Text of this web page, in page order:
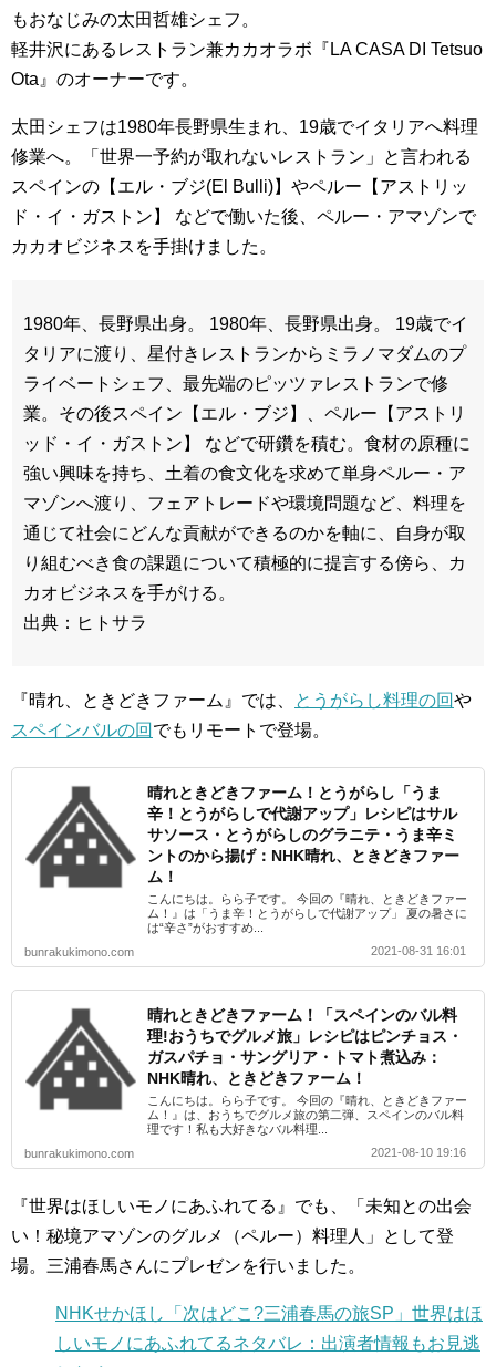
もおなじみの太田哲雄シェフ。
軽井沢にあるレストラン兼カカオラボ『LA CASA DI Tetsuo
Ota』のオーナーです。
太田シェフは1980年長野県生まれ、19歳でイタリアへ料理
修業へ。「世界一予約が取れないレストラン」と言われる
スペインの【エル・ブジ(El Bulli)】やペルー【アストリッ
ド・イ・ガストン】 などで働いた後、ペルー・アマゾンで
カカオビジネスを手掛けました。
1980年、長野県出身。 1980年、長野県出身。 19歳でイ
タリアに渡り、星付きレストランからミラノマダムのプ
ライベートシェフ、最先端のピッツァレストランで修
業。その後スペイン【エル・ブジ】、ペルー【アストリ
ッド・イ・ガストン】 などで研鑽を積む。食材の原種に
強い興味を持ち、土着の食文化を求めて単身ペルー・ア
マゾンへ渡り、フェアトレードや環境問題など、料理を
通じて社会にどんな貢献ができるのかを軸に、自身が取
り組むべき食の課題について積極的に提言する傍ら、カ
カオビジネスを手がける。
出典：ヒトサラ
『晴れ、ときどきファーム』では、 とうがらし料理の回や
スペインバルの回 でもリモートで登場。
晴れときどきファーム！とうがらし「うま
辛！とうがらしで代謝アップ」レシピはサル
サソース・とうがらしのグラニテ・うま辛ミ
ントのから揚げ：NHK晴れ、ときどきファー
ム！
こんにちは。らら子です。 今回の『晴れ、ときどきファー
ム！』は「うま辛！とうがらしで代謝アップ」 夏の暑さに
は“辛さ”がおすすめ...
bunrakukimono.com
2021-08-31 16:01
晴れときどきファーム！「スペインのバル料
理!おうちでグルメ旅」レシピはピンチョス・
ガスパチョ・サングリア・トマト煮込み：
NHK晴れ、ときどきファーム！
こんにちは。らら子です。 今回の『晴れ、ときどきファー
ム！』は、おうちでグルメ旅の第二弾、スペインのバル料
理です！私も大好きなバル料理...
bunrakukimono.com
2021-08-10 19:16
『世界はほしいモノにあふれてる』でも、「未知との出会
い！秘境アマゾンのグルメ（ペルー）料理人」として登
場。三浦春馬さんにプレゼンを行いました。
NHKせかほし「次はどこ?三浦春馬の旅SP」世界はほ
しいモノにあふれてるネタバレ：出演者情報もお見逃